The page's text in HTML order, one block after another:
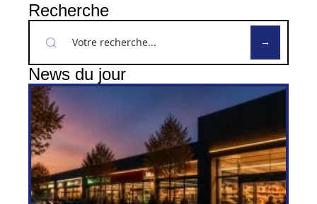
Recherche
News du jour